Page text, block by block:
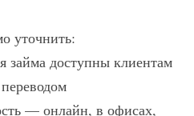
уточнить:
займа доступны клиентам
— онлайн, в офисах,